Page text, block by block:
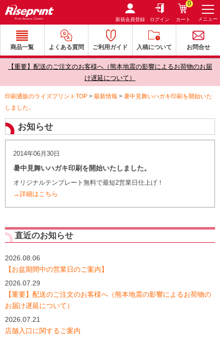
新規会員登録 ログイン カート
0
メニュー
商品一覧 よくある質問 ご利用ガイド 入稿について お問合せ
【重要】配送のご注文のお客様へ（熊本地震の影響によるお荷物のお届
け遅延について）
印刷通販のライズプリントTOP > 最新情報 > 暑中見舞いハガキ印刷を開始いた
しました。
お知らせ
2014年06月30日
暑中見舞いハガキ印刷を開始いたしました。
オリジナルテンプレート無料で最短2営業日仕上げ！
→詳細はこちら
直近のお知らせ
2026.08.06
【お盆期間中の営業日のご案内】
2026.07.29
【重要】配送のご注文のお客様へ（熊本地震の影響によるお荷物の
お届け遅延について）
2026.07.21
店舗入口に関するご案内